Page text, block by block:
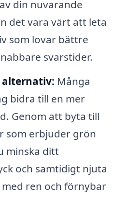
din nuvarande
det vara värt att leta
som lovar bättre
svarstider.
alternativ: Många
bidra till en mer
Genom att byta till
som erbjuder grön
minska ditt
och samtidigt njuta
ren och förnybar